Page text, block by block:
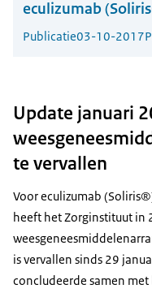
eculizumab
Publicatie03-10-2017
Update januari
te vervallen
Voor eculizumab
heeft het Zorginstituut in
is vervallen sinds 29
concludeerde samen